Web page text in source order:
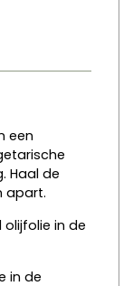
een
Haal de
apart.
in de
in de